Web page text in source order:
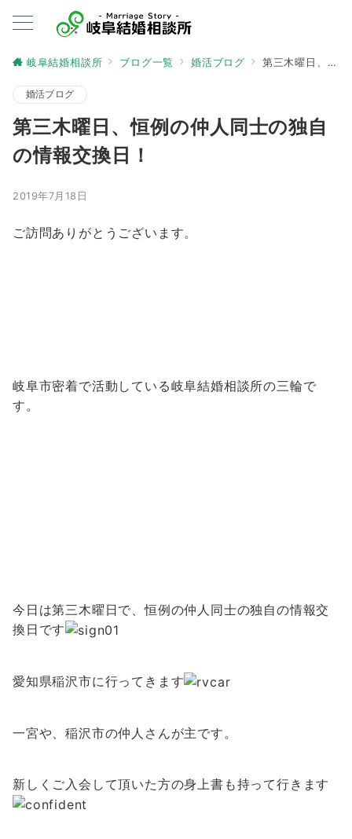
岐阜結婚相談所 ブログ一覧 婚活ブログ 第三木曜日、恒例の仲人同士の独自の情報交換日！
婚活ブログ
第三木曜日、恒例の仲人同士の独自
の情報交換日！
2019年7月18日
ご訪問ありがとうございます。
岐阜市密着で活動している岐阜結婚相談所の三輪で
す。
今日は第三木曜日で、恒例の仲人同士の独自の情報交
換日です
愛知県稲沢市に行ってきます
一宮や、稲沢市の仲人さんが主です。
新しくご入会して頂いた方の身上書も持って行きます